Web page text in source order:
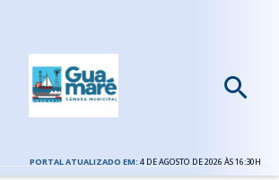
PORTAL ATUALIZADO EM: 4 DE AGOSTO DE 2026 ÀS 16:30H